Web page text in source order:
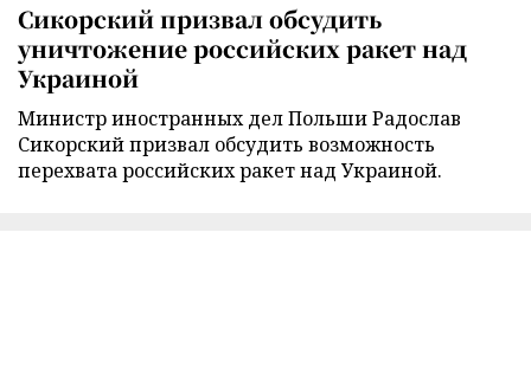
Сикорский призвал обсудить
уничтожение российских ракет над
Украиной
Министр иностранных дел Польши Радослав
Сикорский призвал обсудить возможность
перехвата российских ракет над Украиной.